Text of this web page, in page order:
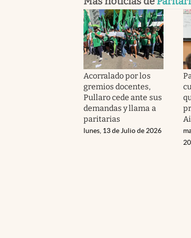
Acorralado por los
gremios docentes,
Pullaro cede ante sus
demandas y llama a
paritarias
lunes, 13 de Julio de 2026